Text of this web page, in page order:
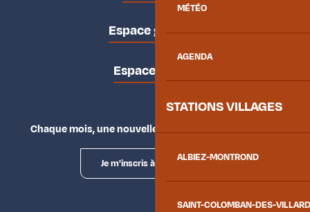
MÉTÉO
AGENDA
STATIONS VILLAGES
ALBIEZ-MONTROND
SAINT-COLOMBAN-DES-
Espace groupes
Espace presse
Chaque mois, une nouvelle façon d'explorer la vallée.
Je m'inscris à la newsletter